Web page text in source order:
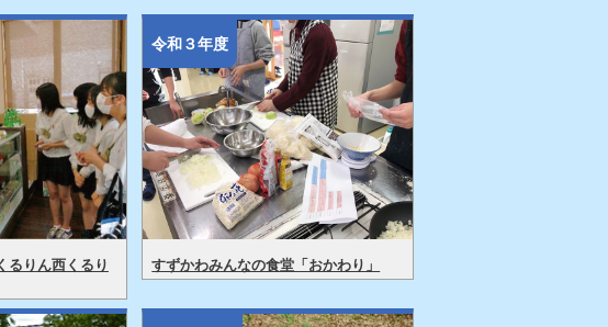
るりん西くるり
令和３年度
すずかわみんなの食堂「おかわり」